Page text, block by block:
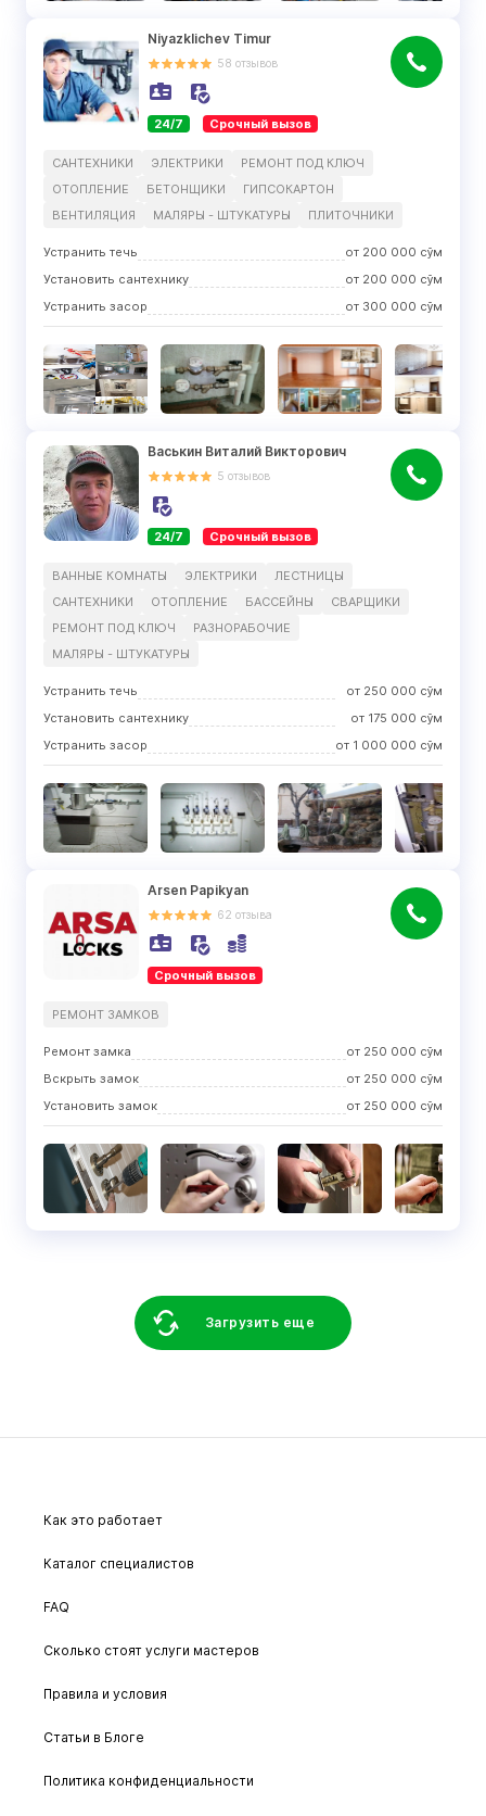
Niyazklichev Timur
58 отзывов
24/7 Срочный вызов
САНТЕХНИКИ ЭЛЕКТРИКИ
РЕМОНТ ПОД КЛЮЧ
ОТОПЛЕНИЕ
БЕТОНЩИКИ
ГИПСОКАРТОН
ВЕНТИЛЯЦИЯ
МАЛЯРЫ - ШТУКАТУРЫ ПЛИТОЧНИКИ
Устранить течь от 200 000 сўм
Установить сантехнику
от 200 000 сўм
Устранить засор
от 300 000 сўм
Васькин Виталий Викторович
5 отзывов
24/7 Срочный вызов
ВАННЫЕ КОМНАТЫ ЭЛЕКТРИКИ
ЛЕСТНИЦЫ
САНТЕХНИКИ
ОТОПЛЕНИЕ БАССЕЙНЫ
СВАРЩИКИ
РЕМОНТ ПОД КЛЮЧ
РАЗНОРАБОЧИЕ
МАЛЯРЫ - ШТУКАТУРЫ
Устранить течь от 250 000 сўм
Установить сантехнику
от 175 000 сўм
Устранить засор
от 1 000 000 сўм
Arsen Papikyan
62 отзыва
Срочный вызов
РЕМОНТ ЗАМКОВ
Ремонт замка от 250 000 сўм
Вскрыть замок
от 250 000 сўм
Установить замок
от 250 000 сўм
Загрузить еще
Как это работает
Каталог специалистов
FAQ
Сколько стоят услуги мастеров
Правила и условия
Статьи в Блоге
Политика конфиденциальности